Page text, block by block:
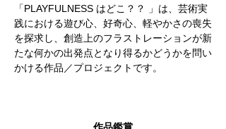
「PLAYFULNESS はどこ？？ 」は、芸術実
践における遊び心、好奇心、軽やかさの喪失
を探求し、創造上のフラストレーションが新
たな何かの出発点となり得るかどうかを問い
かける作品／プロジェクトです。